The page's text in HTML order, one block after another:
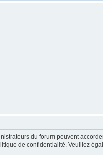
du forum peuvent
de confidentialité. Veuillez